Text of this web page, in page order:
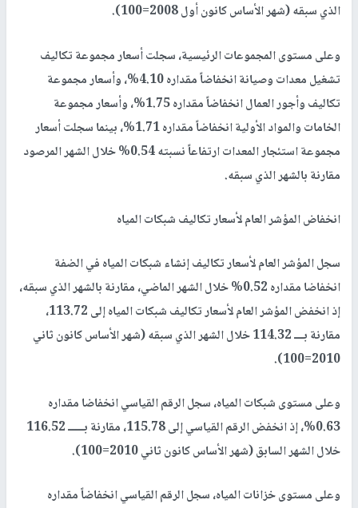
الذي سبقه (شهر الأساس كانون أول 2008=100).
وعلى مستوى المجموعات الرئيسية، سجلت أسعار مجموعة تكاليف
تشغيل معدات وصيانة انخفاضاً مقداره 4.10%، وأسعار مجموعة
تكاليف وأجور العمال انخفاضاً مقداره 1.75%، وأسعار مجموعة
الخامات والمواد الأولية انخفاضاً مقداره 1.71%، بينما سجلت أسعار
مجموعة استئجار المعدات ارتفاعاً نسبته 0.54% خلال الشهر المرصود
مقارنة بالشهر الذي سبقه.
انخفاض المؤشر العام لأسعار تكاليف شبكات المياه
سجل المؤشر العام لأسعار تكاليف إنشاء شبكات المياه في الضفة
انخفاضا مقداره 0.52% خلال الشهر الماضي، مقارنة بالشهر الذي سبقه،
إذ انخفض المؤشر العام لأسعار تكاليف شبكات المياه إلى 113.72،
مقارنة بـــ 114.32 خلال الشهر الذي سبقه (شهر الأساس كانون ثاني
2010=100).
وعلى مستوى شبكات المياه، سجل الرقم القياسي انخفاضا مقداره
0.63%، إذ انخفض الرقم القياسي إلى 115.78، مقارنة بـــــ 116.52
خلال الشهر السابق (شهر الأساس كانون ثاني 2010=100).
وعلى مستوى خزانات المياه، سجل الرقم القياسي انخفاضاً مقداره